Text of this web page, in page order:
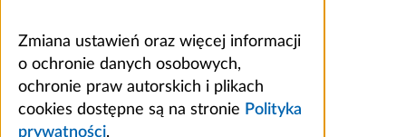
Zmiana ustawień oraz więcej informacji
o ochronie danych osobowych,
ochronie praw autorskich i plikach
cookies dostępne są na stronie Polityka
prywatności.